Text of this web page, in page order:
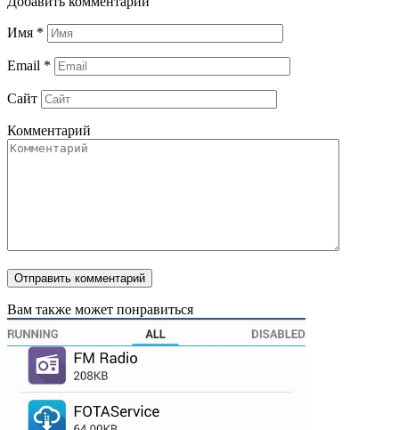
Имя *
Email *
Сайт
Комментарий
Вам также может понравиться